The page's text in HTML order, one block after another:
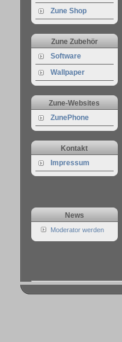
Zune Shop
Zune Zubehör
Software
Wallpaper
Zune-Websites
ZunePhone
Kontakt
Impressum
News
Moderator werden